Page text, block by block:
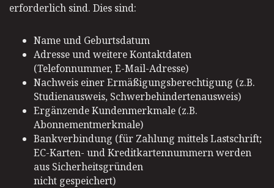
erforderlich sind. Dies sind:
Name und Geburtsdatum
Adresse und weitere Kontaktdaten
(Telefonnummer, E-Mail-Adresse)
Nachweis einer Ermäßigungsberechtigung (z.B.
Studienausweis, Schwerbehindertenausweis)
Ergänzende Kundenmerkmale (z.B.
Abonnementmerkmale)
Bankverbindung (für Zahlung mittels Lastschrift;
EC-Karten- und Kreditkartennummern werden
aus Sicherheitsgründen
nicht gespeichert)